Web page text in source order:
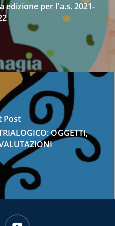
edizione per l'a.s. 2021-
Post
OGGETTI,
youtube